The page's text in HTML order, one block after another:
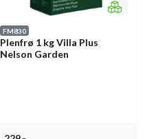
FM830
Plenfrø 1 kg Villa Plus
Nelson Garden